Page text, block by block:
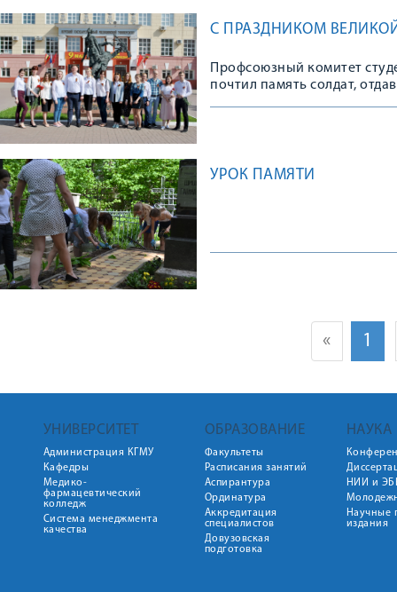
С ПРАЗДНИКОМ
Профсоюзный комитет
почтил память солдат,
УРОК ПАМЯТИ
« 1
УНИВЕРСИТЕТ
Администрация КГМУ
Кафедры
Медико-
фармацевтический
колледж
Система менеджмента
качества
ОБРАЗОВАНИЕ
Факультеты
Расписания занятий
Аспирантура
Ординатура
Аккредитация
специалистов
Довузовская
подготовка
НАУКА
НИИ и
Научные
издания